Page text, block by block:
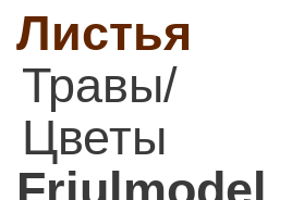
Листья
Травы/
Цветы
Friulmodel